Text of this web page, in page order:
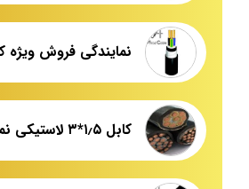
نمایندگی فروش ویژه